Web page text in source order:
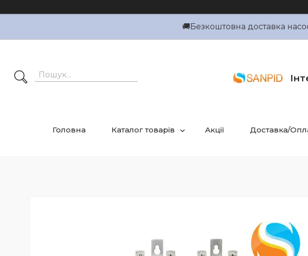
🚚Безкоштовна доставка
Головна Каталог товарів Акції Доставка/